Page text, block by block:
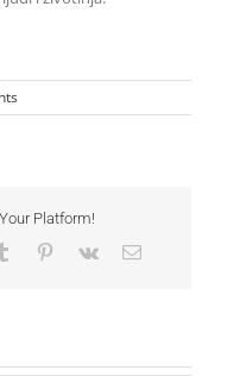
Platform!
Tumblr Pinterest
Vk Email